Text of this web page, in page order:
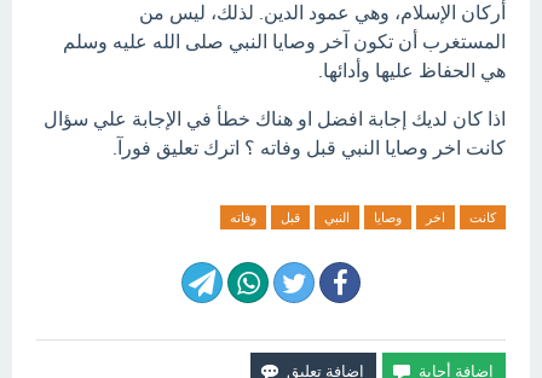
أركان الإسلام، وهي عمود الدين. لذلك، ليس من
المستغرب أن تكون آخر وصايا النبي صلى الله عليه وسلم
هي الحفاظ عليها وأدائها.
اذا كان لديك إجابة افضل او هناك خطأ في الإجابة علي سؤال
كانت اخر وصايا النبي قبل وفاته ؟ اترك تعليق فورآ.
كانت اخر وصايا النبي قبل وفاته